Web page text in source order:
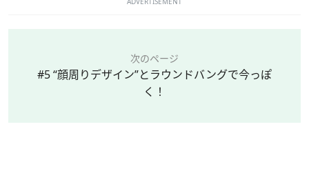
次のページ
#5 “顔周りデザイン”とラウンドバングで今っぽ
く！